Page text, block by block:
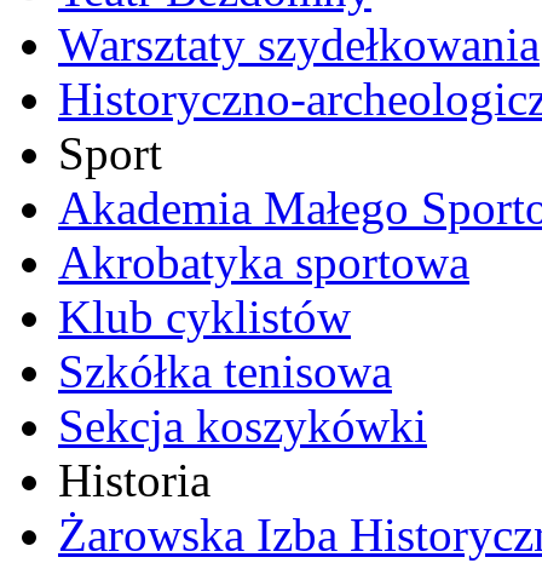
Warsztaty szydełkowania
Historyczno-
Sport
Akademia Małego
Akrobatyka sportowa
Klub cyklistów
Szkółka tenisowa
Sekcja koszykówki
Historia
Żarowska Izba